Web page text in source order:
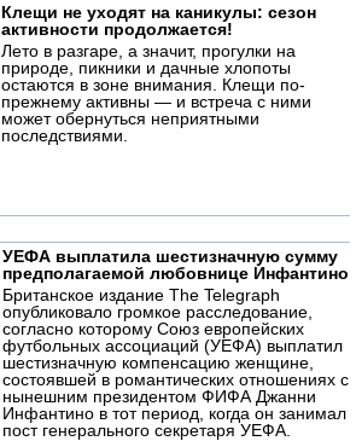
Клещи не уходят на каникулы: сезон
активности продолжается!
Лето в разгаре, а значит, прогулки на
природе, пикники и дачные хлопоты
остаются в зоне внимания. Клещи по-
прежнему активны — и встреча с ними
может обернуться неприятными
последствиями.
УЕФА выплатила шестизначную сумму
предполагаемой любовнице Инфантино
Британское издание The Telegraph
опубликовало громкое расследование,
согласно которому Союз европейских
футбольных ассоциаций (УЕФА) выплатил
шестизначную компенсацию женщине,
состоявшей в романтических отношениях с
нынешним президентом ФИФА Джанни
Инфантино в тот период, когда он занимал
пост генерального секретаря УЕФА.